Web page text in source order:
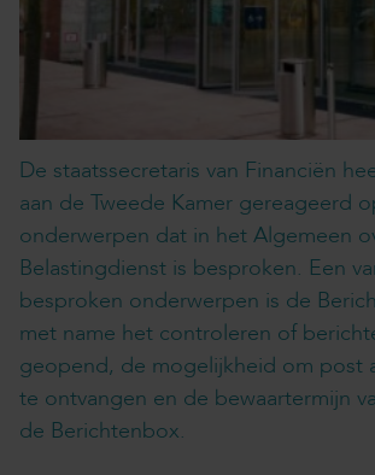
De staatssecretaris van Financiën
aan de Tweede Kamer gereageerd
onderwerpen dat in het Algemeen
Belastingdienst is besproken. Een
besproken onderwerpen is de
met name het controleren of
geopend, de mogelijkheid om post
te ontvangen en de bewaartermijn
de Berichtenbox.